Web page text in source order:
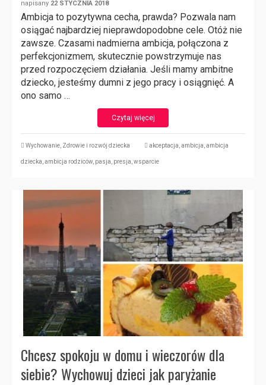
napisany 22 STYCZNIA 2018
Ambicja to pozytywna cecha, prawda? Pozwala nam
osiągać najbardziej nieprawdopodobne cele. Otóż nie
zawsze. Czasami nadmierna ambicja, połączona z
perfekcjonizmem, skutecznie powstrzymuje nas
przed rozpoczęciem działania. Jeśli mamy ambitne
dziecko, jesteśmy dumni z jego pracy i osiągnięć. A
ono samo …
Czytaj więcej
Wychowanie Zdrowie i rozwój dziecka akceptacja ambicja ambicja
dziecka ambicja rodziców pasja presja wsparcie
Chcesz spokoju w domu i wieczorów dla
siebie? Wychowuj dzieci jak paryżanie